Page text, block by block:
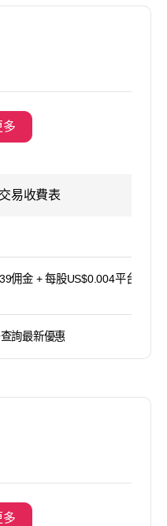
多
易收費表
佣金 + 每股US$0.004平台使用
詢最新優惠
多